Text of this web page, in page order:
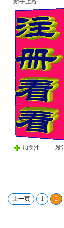
新手上路
加关注 发
上一页 1 2